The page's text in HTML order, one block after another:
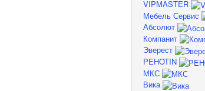
VIPMASTER
Мебель Сервис
Абсолют
Компанит
Эверест
PEHOTIN
МКС
Вика